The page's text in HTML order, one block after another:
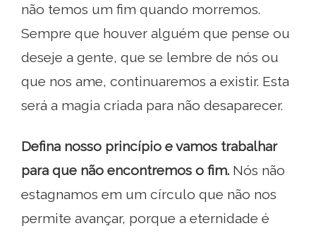
não temos um fim quando morremos.
Sempre que houver alguém que pense ou
deseje a gente, que se lembre de nós ou
que nos ame, continuaremos a existir. Esta
será a magia criada para não desaparecer.
Defina nosso princípio e vamos trabalhar
para que não encontremos o fim. Nós não
estagnamos em um círculo que não nos
permite avançar, porque a eternidade é